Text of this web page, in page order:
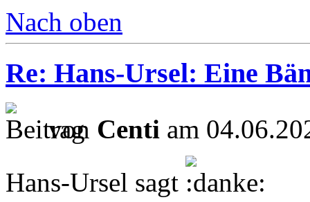
Nach oben
Re: Hans-Ursel: Eine
von Centi am
Hans-Ursel sagt